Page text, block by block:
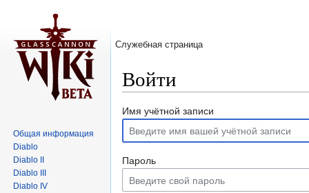
Войти
Имя учётной записи
Пароль
Служебная страница
Общая информация
Diablo
Diablo II
Diablo III
Diablo IV